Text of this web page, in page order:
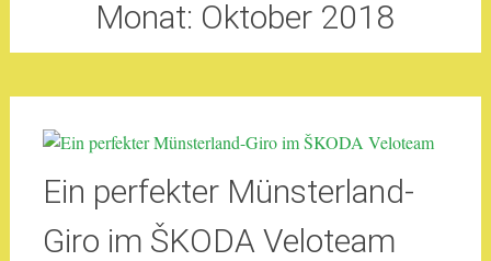
Monat: Oktober 2018
Ein perfekter Münsterland-
Giro im ŠKODA Veloteam